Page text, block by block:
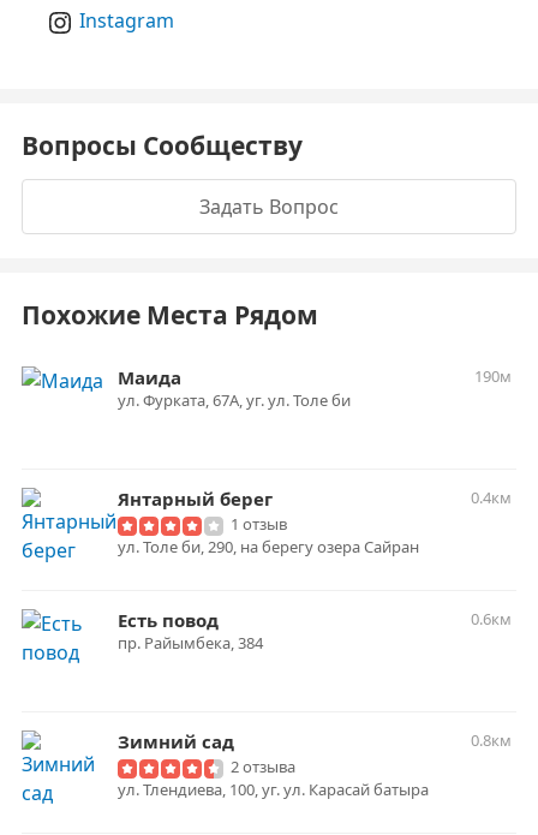
Instagram
Вопросы Сообществу
Задать Вопрос
Похожие Места Рядом
Маида
190м
ул. Фурката, 67А, уг. ул. Толе би
Янтарный берег
0.4км
1 отзыв
ул. Толе би, 290, на берегу озера Сайран
Есть повод
0.6км
пр. Райымбека, 384
Зимний сад
0.8км
2 отзыва
ул. Тлендиева, 100, уг. ул. Карасай батыра